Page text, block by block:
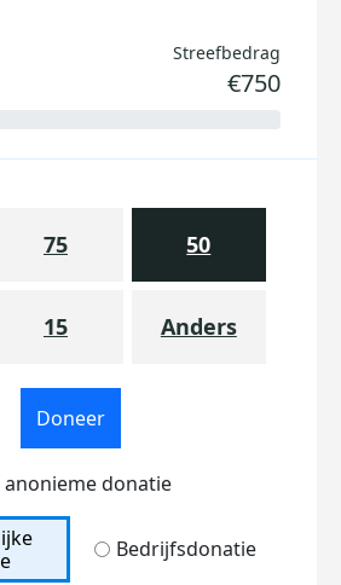
Streefbedrag
€750
75 50
15 Anders
Doneer
anonieme donatie
Bedrijfsdonatie